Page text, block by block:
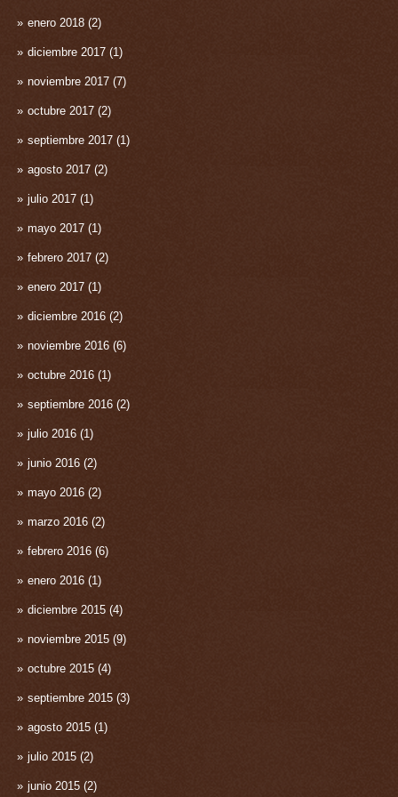
enero 2018 (2)
diciembre 2017 (1)
noviembre 2017 (7)
octubre 2017 (2)
septiembre 2017 (1)
agosto 2017 (2)
julio 2017 (1)
mayo 2017 (1)
febrero 2017 (2)
enero 2017 (1)
diciembre 2016 (2)
noviembre 2016 (6)
octubre 2016 (1)
septiembre 2016 (2)
julio 2016 (1)
junio 2016 (2)
mayo 2016 (2)
marzo 2016 (2)
febrero 2016 (6)
enero 2016 (1)
diciembre 2015 (4)
noviembre 2015 (9)
octubre 2015 (4)
septiembre 2015 (3)
agosto 2015 (1)
julio 2015 (2)
junio 2015 (2)